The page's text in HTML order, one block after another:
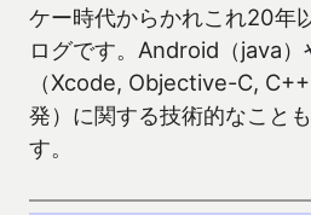
ケー時代からかれこれ20年
ログです。Android（java
（Xcode, Objective-C,
発）に関する技術的なこと
す。